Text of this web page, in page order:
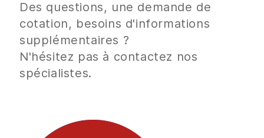
Des questions, une demande de
cotation, besoins d'informations
supplémentaires ?
N'hésitez pas à contactez nos
spécialistes.